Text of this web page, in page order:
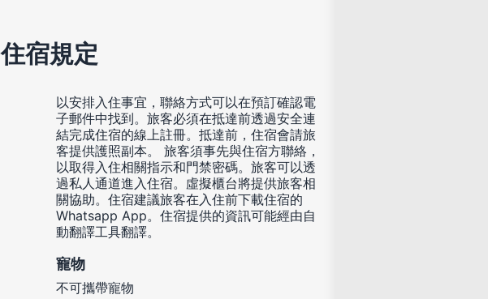
住宿規定
以安排入住事宜，聯絡方式可以在預訂確認電
子郵件中找到。旅客必須在抵達前透過安全連
結完成住宿的線上註冊。抵達前，住宿會請旅
客提供護照副本。 旅客須事先與住宿方聯絡，
以取得入住相關指示和門禁密碼。旅客可以透
過私人通道進入住宿。虛擬櫃台將提供旅客相
關協助。住宿建議旅客在入住前下載住宿的
Whatsapp App。住宿提供的資訊可能經由自
動翻譯工具翻譯。
寵物
不可攜帶寵物